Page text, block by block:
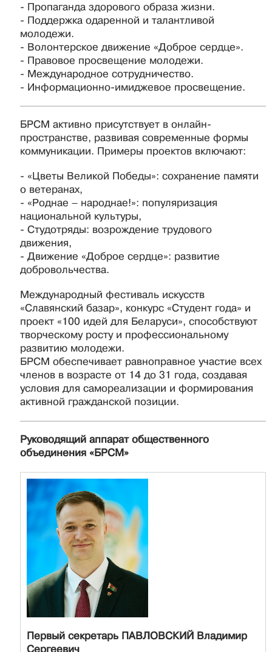
- Пропаганда здорового образа жизни.
- Поддержка одаренной и талантливой
молодежи.
- Волонтерское движение «Доброе сердце».
- Правовое просвещение молодежи.
- Международное сотрудничество.
- Информационно-имиджевое просвещение.
БРСМ активно присутствует в онлайн-
пространстве, развивая современные формы
коммуникации. Примеры проектов включают:
- «Цветы Великой Победы»: сохранение памяти
о ветеранах,
- «Роднае – народнае!»: популяризация
национальной культуры,
- Студотряды: возрождение трудового
движения,
- Движение «Доброе сердце»: развитие
добровольчества.
Международный фестиваль искусств
«Славянский базар», конкурс «Студент года» и
проект «100 идей для Беларуси», способствуют
творческому росту и профессиональному
развитию молодежи.
БРСМ обеспечивает равноправное участие всех
членов в возрасте от 14 до 31 года, создавая
условия для самореализации и формирования
активной гражданской позиции.
Руководящий аппарат общественного
объединения «БРСМ»
Первый секретарь ПАВЛОВСКИЙ Владимир
Сергеевич